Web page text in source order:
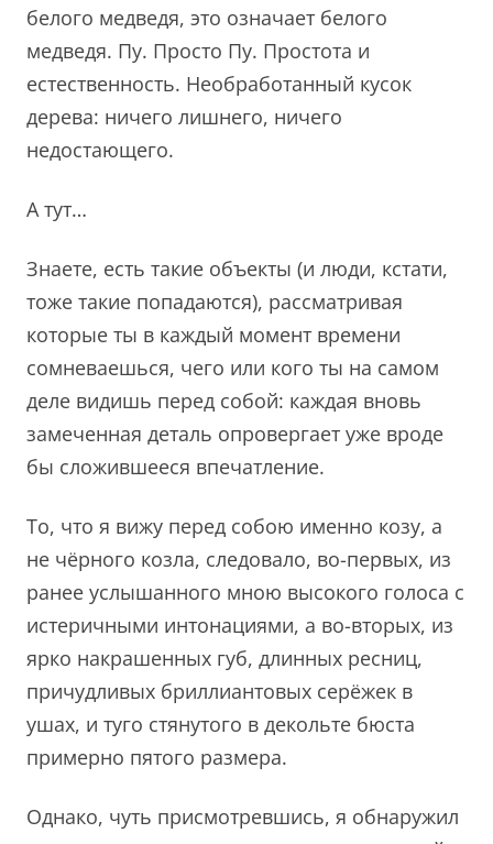
белого медведя, это означает белого
медведя. Пу. Просто Пу. Простота и
естественность. Необработанный кусок
дерева: ничего лишнего, ничего
недостающего.
А тут…
Знаете, есть такие объекты (и люди, кстати,
тоже такие попадаются), рассматривая
которые ты в каждый момент времени
сомневаешься, чего или кого ты на самом
деле видишь перед собой: каждая вновь
замеченная деталь опровергает уже вроде
бы сложившееся впечатление.
То, что я вижу перед собою именно козу, а
не чёрного козла, следовало, во-первых, из
ранее услышанного мною высокого голоса с
истеричными интонациями, а во-вторых, из
ярко накрашенных губ, длинных ресниц,
причудливых бриллиантовых серёжек в
ушах, и туго стянутого в декольте бюста
примерно пятого размера.
Однако, чуть присмотревшись, я обнаружил